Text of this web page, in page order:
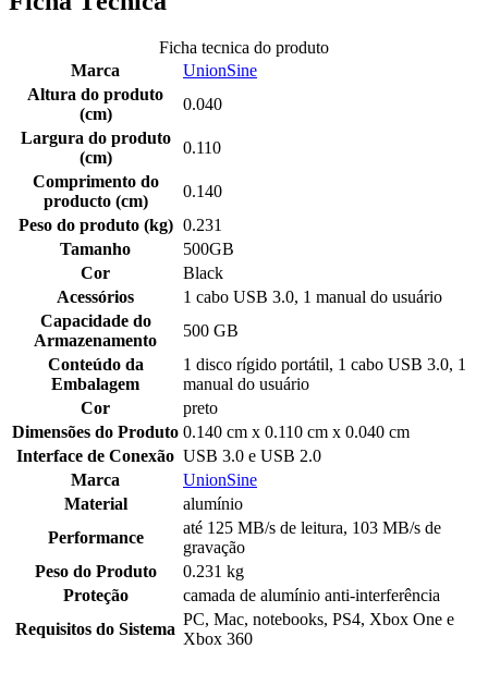
Ficha tecnica do produto
Marca
UnionSine
Altura do produto
(cm)
0.040
Largura do produto
(cm)
0.110
Comprimento do
producto (cm)
0.140
Peso do produto (kg) 0.231
Tamanho
500GB
Cor
Black
Acessórios
1 cabo USB 3.0, 1 manual do usuário
Capacidade do
Armazenamento
500 GB
Conteúdo da
Embalagem
1 disco rígido portátil, 1 cabo USB 3.0, 1
manual do usuário
Cor
preto
Dimensões do Produto 0.140 cm x 0.110 cm x 0.040 cm
Interface de Conexão USB 3.0 e USB 2.0
Marca
UnionSine
Material
alumínio
Performance
até 125 MB/s de leitura, 103 MB/s de
gravação
Peso do Produto
0.231 kg
Proteção
camada de alumínio anti-interferência
Requisitos do Sistema
PC, Mac, notebooks, PS4, Xbox One e
Xbox 360